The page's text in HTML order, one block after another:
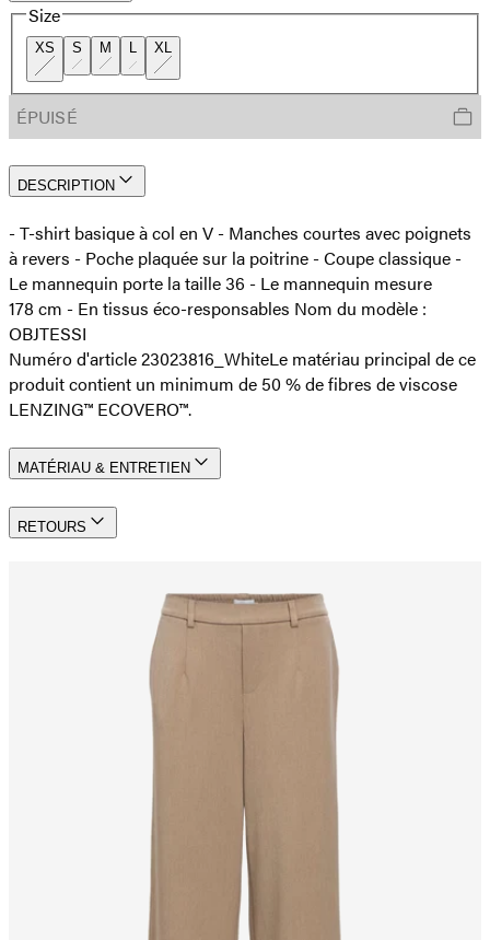
Size
XS S M L XL
ÉPUISÉ
DESCRIPTION
- T-shirt basique à col en V - Manches courtes avec poignets
à revers - Poche plaquée sur la poitrine - Coupe classique -
Le mannequin porte la taille 36 - Le mannequin mesure
178 cm - En tissus éco-responsables Nom du modèle :
OBJTESSI
Numéro d'article 23023816_WhiteLe matériau principal de ce
produit contient un minimum de 50 % de fibres de viscose
LENZING™ ECOVERO™.
MATÉRIAU & ENTRETIEN
RETOURS